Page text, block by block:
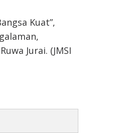
Kuat”,
Jurai. (JMSI